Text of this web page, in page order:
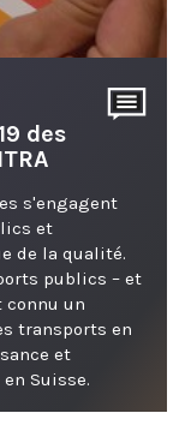
des
s'engagent
et
de la qualité.
publics – et
connu un
transports en
et
Suisse.